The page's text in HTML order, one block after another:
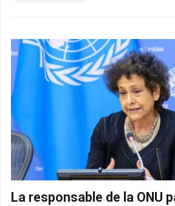
La responsable de la ONU